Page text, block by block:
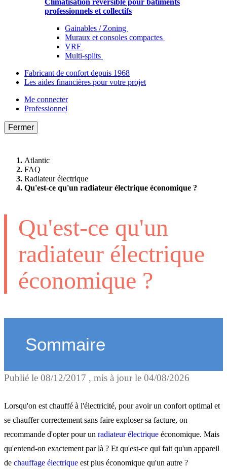
Climatisation réversible pour bâtiments
professionnels et collectifs
Gainables / Zoning
Muraux et consoles compactes
VRF
Multi-splits
Fabricant de confort depuis 1968
Les aides financières pour votre projet
Me connecter
Professionnel
Fermer
Atlantic
FAQ
Radiateur électrique
Qu'est-ce qu'un radiateur électrique économique ?
Qu'est-ce qu'un
radiateur électrique
économique ?
Sommaire
Qu'est-ce qu'un radiateur
électrique économique ?
Comment choisir un
électrique économique
Publié le 08/12/2017 , mis à jour le 04/08/2026
Lorsqu'on est chauffé à l'électricité, pour avoir un confort optimal et
se chauffer correctement sans faire exploser sa facture, on
recommande d'opter pour un radiateur électrique économique. Mais
qu'entend-on exactement par là ? Et qu'est-ce qui fait qu'un appareil
de chauffage électrique est plus économique qu'un autre ?